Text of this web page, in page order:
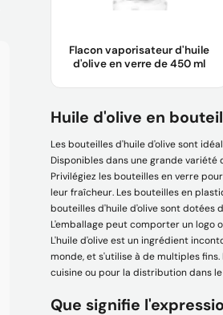
Flacon vaporisateur d'huile
d'olive en verre de 450 ml
Nom du produit :
vaporisateur d'huile d'olive en verre
Matériau du corps :Verre
Échantillon :
L'échantillon est
gratuit pour vous.
Logo :Logo du client acceptable
Apprendre encore plus
Huile d'olive en
Les bouteilles d'huile d'olive sont
Disponibles dans une grande
Privilégiez les bouteilles en verre
leur fraîcheur. Les bouteilles en
bouteilles d'huile d'olive sont dotées
L'emballage peut comporter un logo
L'huile d'olive est un ingrédient
monde, et s'utilise à de multiples
cuisine ou pour la distribution dans
Que signifie